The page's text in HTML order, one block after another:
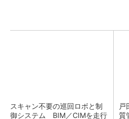
スキャン不要の巡回ロボと制
御システム BIM／CIMを走行
戸
質